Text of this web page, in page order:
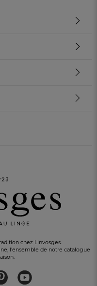
chez Linvosges.
l'ensemble de notre catalogue